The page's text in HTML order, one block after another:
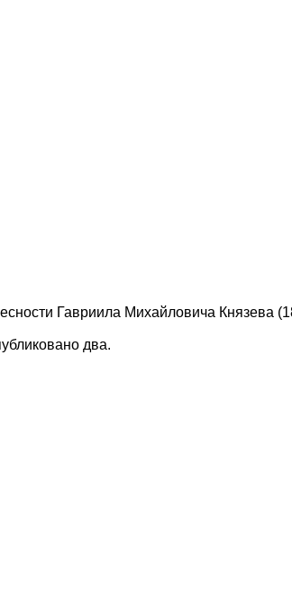
Гавриила Михайловича Князева
два.